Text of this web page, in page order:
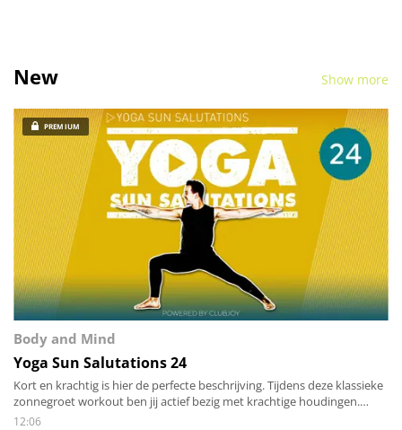
New Show more
PREMIUM
Body and Mind
Yoga Sun Salutations 24
Kort en krachtig is hier de perfecte beschrijving. Tijdens deze klassieke
zonnegroet workout ben jij actief bezig met krachtige houdingen.
Hard werken en yoga is een perfecte combinatie voor een 12-minuten-
12:06